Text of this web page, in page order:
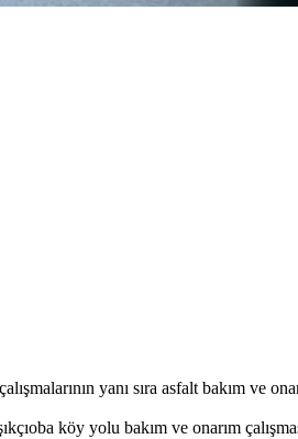
yanı sıra asfalt bakım ve
köy yolu bakım ve onarım